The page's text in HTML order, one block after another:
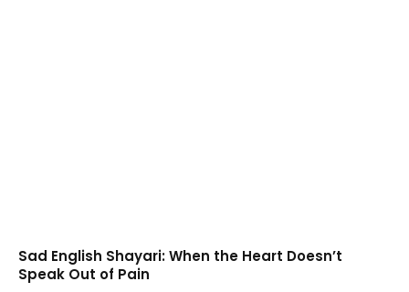
Sad English Shayari: When the Heart Doesn’t
Speak Out of Pain